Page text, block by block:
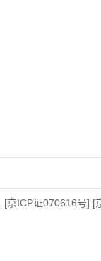
[京ICP证070616号] [